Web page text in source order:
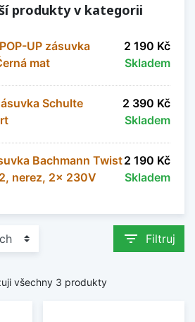
produkty v kategorii
UP zásuvka
mat
2 190 Kč
Skladem
Schulte
2 390 Kč
Skladem
Bachmann Twist
nerez, 2x 230V
2 190 Kč
Skladem
filter_list Filtruj
všechny 3 produkty